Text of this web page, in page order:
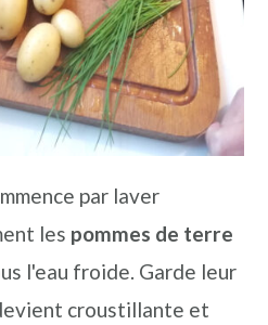
par laver
les pommes de terre
l'eau froide. Garde leur
croustillante et